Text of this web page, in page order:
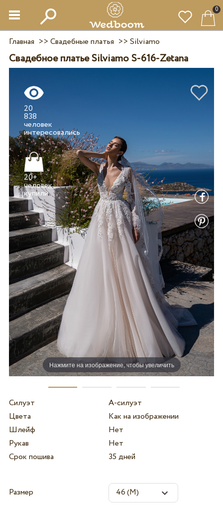
0
Главная >> Свадебные платья >> Silviamo
Свадебное платье Silviamo S-616-Zetana
Нажмите на изображение, чтобы увеличить
20
838
человек
20+
человек
купили
Силуэт
А-силуэт
Цвета
Как на изображении
Шлейф
Нет
Рукав
Нет
Срок пошива
35 дней
Размер